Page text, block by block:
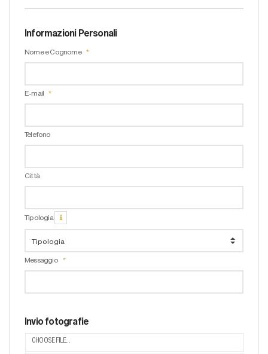
Informazioni Personali
Nome e Cognome
E-mail
Telefono
Città
Tipologia
Messaggio
Invio fotografie
CHOOSE FILE...